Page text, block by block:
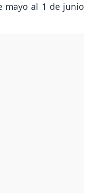
mayo al 1 de junio